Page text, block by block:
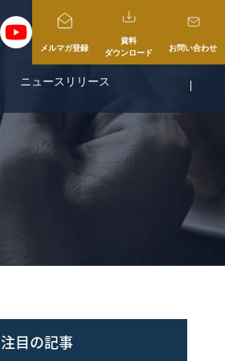
メルマガ登録
資料
ダウンロード
お問い合わせ
ニュースリリース
注目の記事